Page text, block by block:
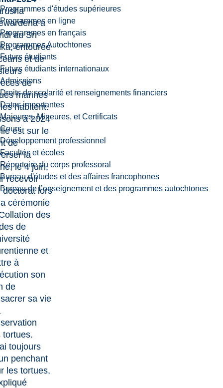
Programmes d'études supérieures
Programmes en ligne
Programmes en français
Programmes Autochtones
Futurs étudiants
Futurs étudiants internationaux
Admissions
Droits de scolarité et renseignements financiers
Dates importantes
Majeures, Mineures, et Certificats
Cours
Développement professionnel
Facultés et écoles
Répertoire du corps professoral
Bureau d'études et des affaires francophones
Bureau de l’enseignement et des programmes autochtones
a
au Sri
entourée
et de
de
marines
habitent.
à 2024
est sur le
de
la
le 4 juin,
recevoir
doctorat lors
cérémonie
des
de
et
à
son
de
sa vie
tortues.
toujours
penchant
les tortues,